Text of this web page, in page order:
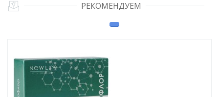
РЕКОМЕНДУЕМ